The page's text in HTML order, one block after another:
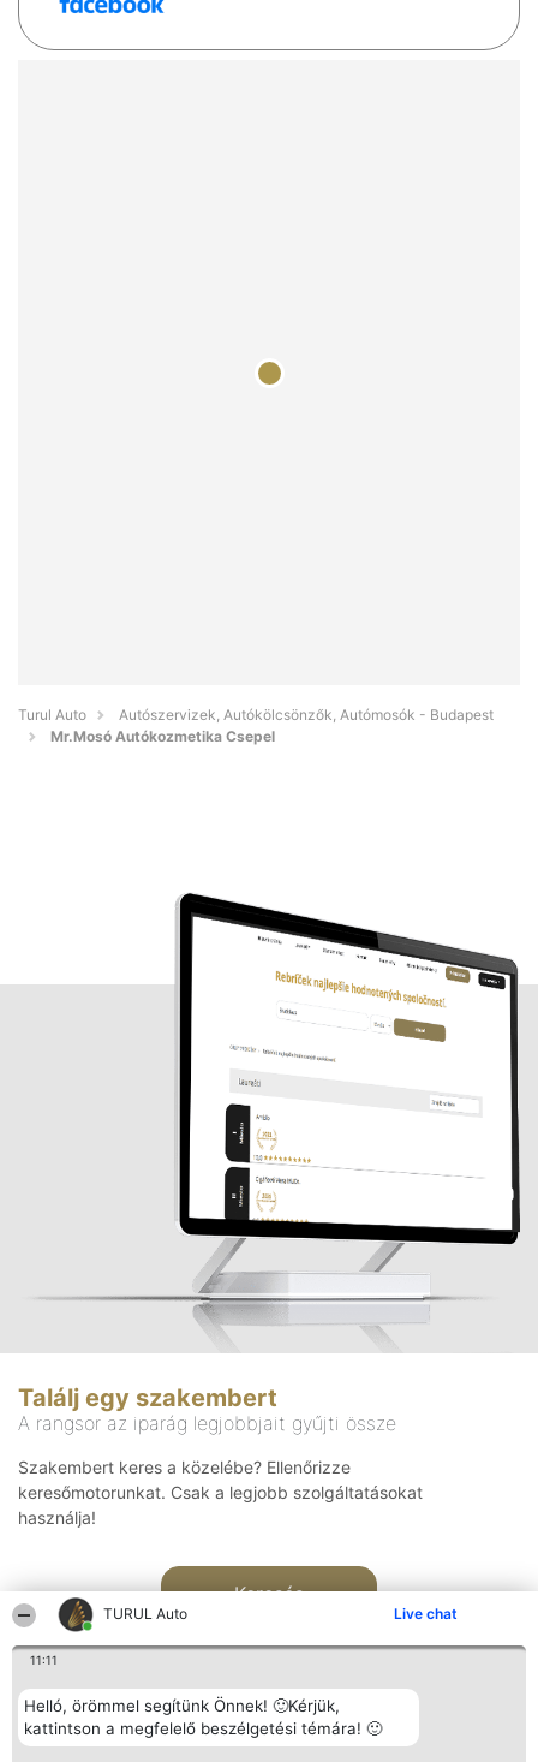
TURUL Auto Live chat
11:11
Helló, örömmel segítünk Önnek! 🙂Kérjük,
kattintson a megfelelő beszélgetési témára! 🙂
Turul Auto
Autószervizek, Autókölcsönzők, Autómosók - Budapest
Mr.Mosó Autókozmetika Csepel
Találj egy szakembert
A rangsor az iparág legjobbjait gyűjti össze
Szakembert keres a közelébe? Ellenőrizze
keresőmotorunkat. Csak a legjobb szolgáltatásokat
használja!
Keresés